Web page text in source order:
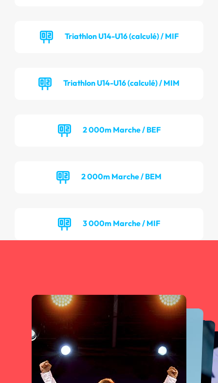
Triathlon U14-U16 (calculé) / MIF
Triathlon U14-U16 (calculé) / MIM
2 000m Marche / BEF
2 000m Marche / BEM
3 000m Marche / MIF